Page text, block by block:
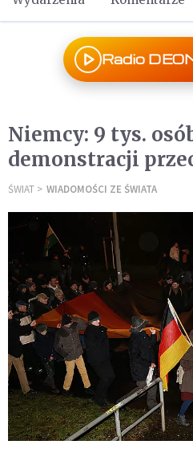
Radio
Niemcy: 9 tys.
demonstracji
ŚWIAT WIADOMOŚCI ZE ŚWIATA